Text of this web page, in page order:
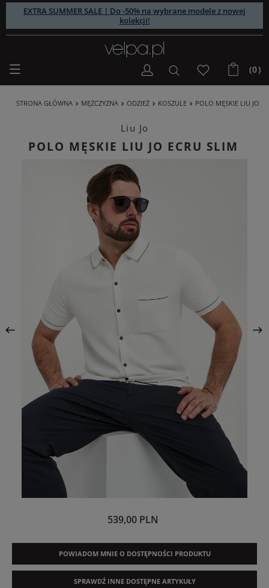
EXTRA SUMMER SALE | Do -50% na wybrane modele z nowej
kolekcji!
(0)
STRONA GŁÓWNA MĘŻCZYZNA ODZIEŻ KOSZULE POLO MĘSKIE LIU JO
Liu Jo
POLO MĘSKIE LIU JO ECRU SLIM
539,00 PLN
POWIADOM MNIE O DOSTĘPNOŚCI PRODUKTU
SPRAWDŹ INNE DOSTĘPNE ARTYKUŁY